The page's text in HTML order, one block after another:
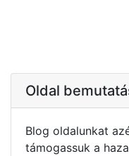
Oldal
Blog oldalunkat
támogassuk a